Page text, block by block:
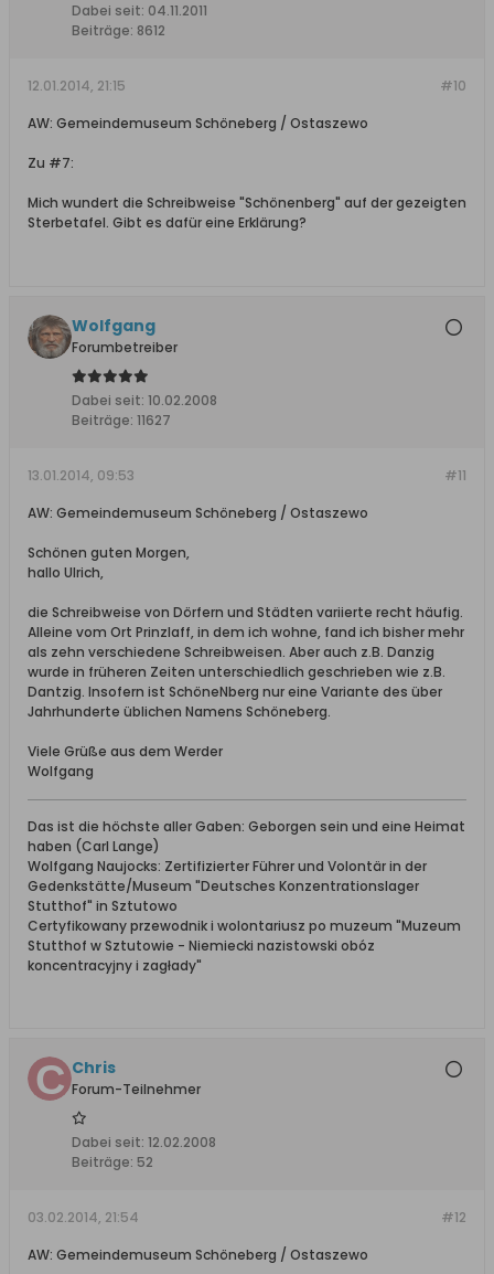
Dabei seit: 04.11.2011
Beiträge: 8612
#10
12.01.2014, 21:15
AW: Gemeindemuseum Schöneberg / Ostaszewo
Zu #7:
Mich wundert die Schreibweise "Schönenberg" auf der gezeigten
Sterbetafel. Gibt es dafür eine Erklärung?
Wolfgang
Forumbetreiber
Dabei seit: 10.02.2008
Beiträge: 11627
#11
13.01.2014, 09:53
AW: Gemeindemuseum Schöneberg / Ostaszewo
Schönen guten Morgen,
hallo Ulrich,
die Schreibweise von Dörfern und Städten variierte recht häufig.
Alleine vom Ort Prinzlaff, in dem ich wohne, fand ich bisher mehr
als zehn verschiedene Schreibweisen. Aber auch z.B. Danzig
wurde in früheren Zeiten unterschiedlich geschrieben wie z.B.
Dantzig. Insofern ist SchöneNberg nur eine Variante des über
Jahrhunderte üblichen Namens Schöneberg.
Viele Grüße aus dem Werder
Wolfgang
Das ist die höchste aller Gaben: Geborgen sein und eine Heimat
haben (Carl Lange)
Wolfgang Naujocks: Zertifizierter Führer und Volontär in der
Gedenkstätte/Museum "Deutsches Konzentrationslager
Stutthof" in Sztutowo
Certyfikowany przewodnik i wolontariusz po muzeum "Muzeum
Stutthof w Sztutowie - Niemiecki nazistowski obóz
koncentracyjny i zagłady"
Chris
Forum-Teilnehmer
Dabei seit: 12.02.2008
Beiträge: 52
#12
03.02.2014, 21:54
AW: Gemeindemuseum Schöneberg / Ostaszewo